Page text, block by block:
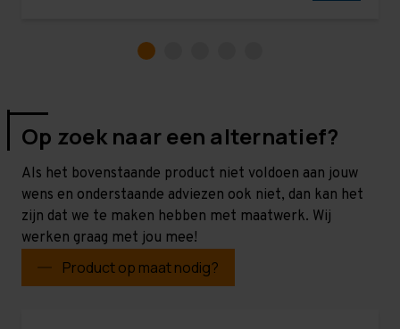
Op zoek naar een alternatief?
Als het bovenstaande product niet voldoen aan jouw
wens en onderstaande adviezen ook niet, dan kan het
zijn dat we te maken hebben met maatwerk. Wij
werken graag met jou mee!
Product op maat nodig?